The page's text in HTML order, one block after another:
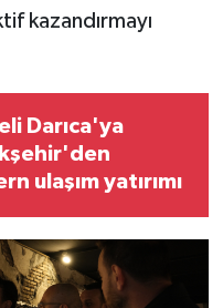
kazandırmayı
Darıca'ya
ulaşım yatırımı